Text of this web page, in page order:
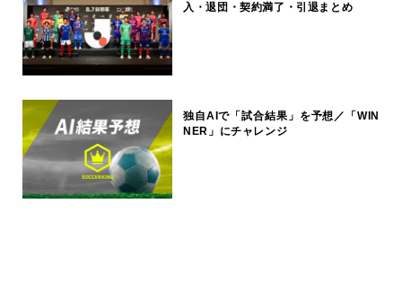
入・退団・契約満了・引退まとめ
独自AIで「試合結果」を予想／「WIN
NER」にチャレンジ